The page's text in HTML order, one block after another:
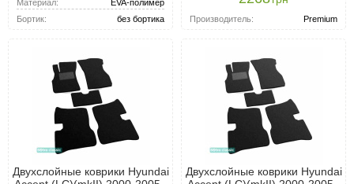
Материал:
EVA-полимер
Бортик:
без бортика Производитель: Premium
Двухслойные коврики Hyundai
Двухслойные коврики Hyundai